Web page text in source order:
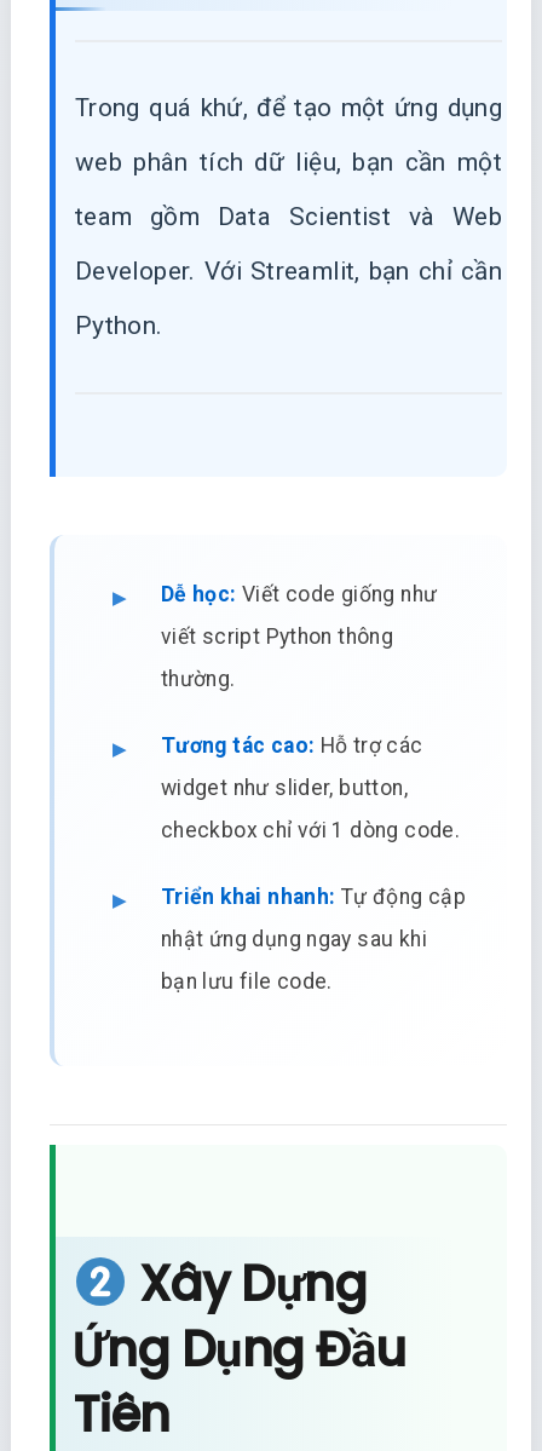
Trong quá khứ, để tạo một ứng dụng
web phân tích dữ liệu, bạn cần một
team gồm Data Scientist và Web
Developer. Với Streamlit, bạn chỉ cần
Python.
Dễ học: Viết code giống như
viết script Python thông
thường.
Tương tác cao: Hỗ trợ các
widget như slider, button,
checkbox chỉ với 1 dòng code.
Triển khai nhanh: Tự động cập
nhật ứng dụng ngay sau khi
bạn lưu file code.
Xây Dựng
Ứng Dụng Đầu
Tiên